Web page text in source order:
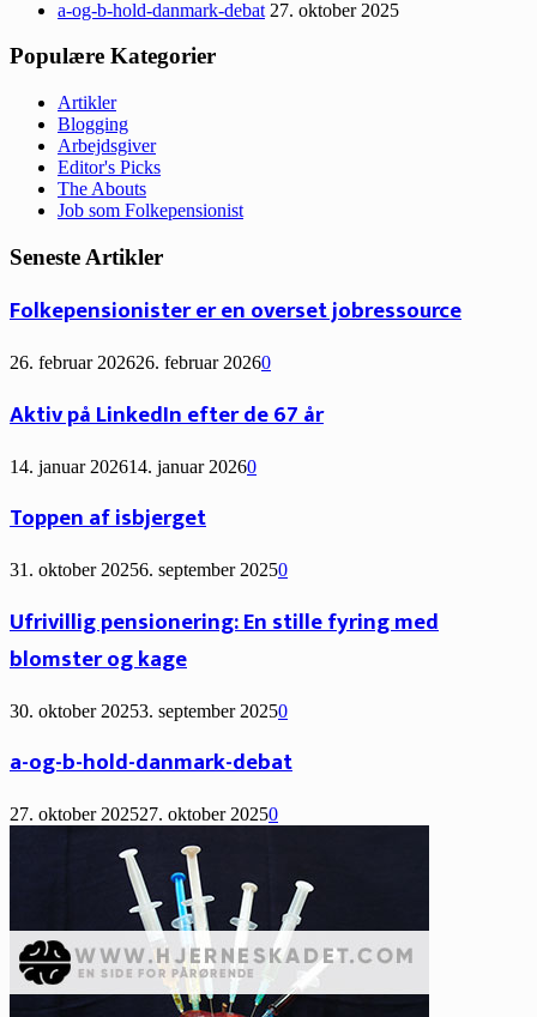
a-og-b-hold-danmark-debat 27. oktober 2025
Populære Kategorier
Artikler
Blogging
Arbejdsgiver
Editor's Picks
The Abouts
Job som Folkepensionist
Seneste Artikler
Folkepensionister er en overset jobressource
26. februar 202626. februar 20260
Aktiv på LinkedIn efter de 67 år
14. januar 202614. januar 20260
Toppen af isbjerget
31. oktober 20256. september 20250
Ufrivillig pensionering: En stille fyring med
blomster og kage
30. oktober 20253. september 20250
a-og-b-hold-danmark-debat
27. oktober 202527. oktober 20250